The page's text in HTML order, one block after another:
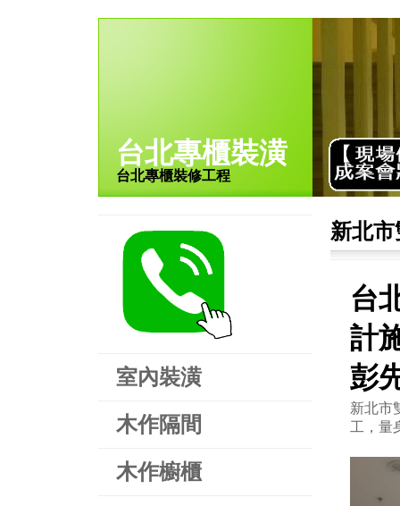
台北專櫃裝潢
台北專櫃裝修工程
室內裝潢
木作隔間
木作櫥櫃
新北
台
計
彭
新北市
工，量